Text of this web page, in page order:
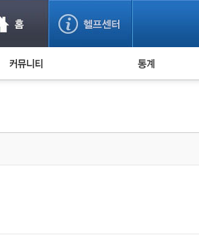
사기 예방했어요! 누적 피해사례 통